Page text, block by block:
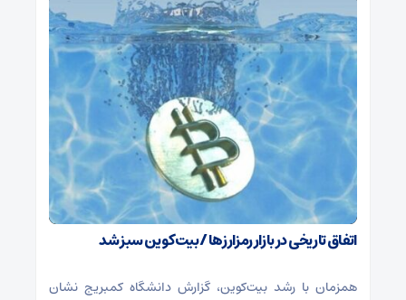
اتفاق تاریخی در بازار رمزارزها / بیت‌کوین سبز شد
همزمان با رشد بیت‌کوین، گزارش دانشگاه کمبریج نشان